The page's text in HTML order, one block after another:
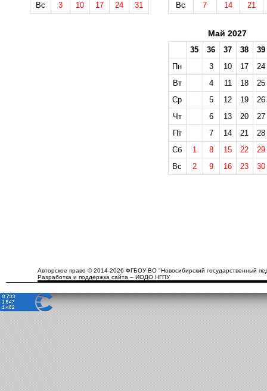
Вс
3 10 17 24 31
Вс
7 14 21
Май 2027
35 36 37 38
39
Пн
3 10 17
24
Вт
4 11 18
25
Ср
5 12 19
26
Чт
6 13 20
27
Пт
7 14 21
28
Сб
1 8 15 22
29
Вс
2 9 16 23 30
Авторское право © 2014-2026 ФГБОУ ВО "Новосибирский государственный
Разработка и поддержка сайта – ИОДО НГПУ